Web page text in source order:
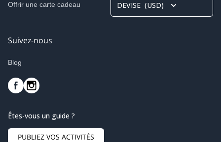
Offrir une carte cadeau DEVISE (USD)
Suivez-nous
Blog
Êtes-vous un guide ?
PUBLIEZ VOS ACTIVITÉS